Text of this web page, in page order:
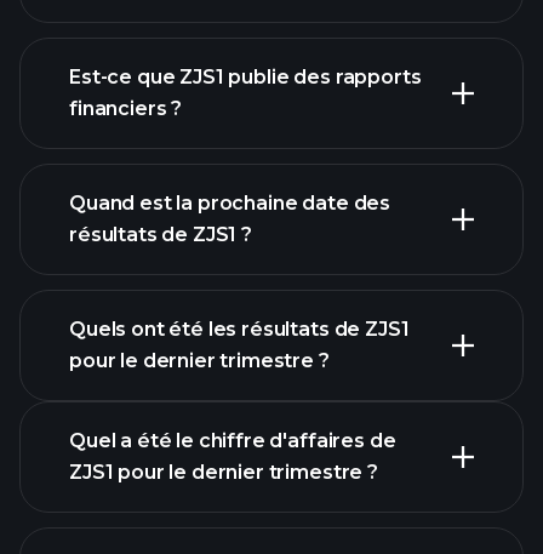
notre liste d'actions
Est-ce que ZJS1 publie des rapports
financiers ?
finances de
ZJS1
Quand est la prochaine date des
résultats de ZJS1 ?
Calendrier des résultats
Quels ont été les résultats de ZJS1
pour le dernier trimestre ?
Quel a été le chiffre d'affaires de
ZJS1 pour le dernier trimestre ?